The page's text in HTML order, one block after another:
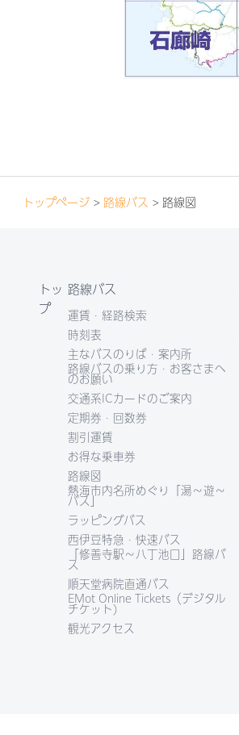
トップページ > 路線バス > 路線図
トッ
プ
路線バス
運賃・経路検索
時刻表
主なバスのりば・案内所
路線バスの乗り方・お客さまへ
のお願い
交通系ICカードのご案内
定期券・回数券
割引運賃
お得な乗車券
路線図
熱海市内名所めぐり「湯～遊～
バス」
ラッピングバス
西伊豆特急・快速バス
「修善寺駅～八丁池口」路線バ
ス
順天堂病院直通バス
EMot Online Tickets（デジタル
チケット)
観光アクセス